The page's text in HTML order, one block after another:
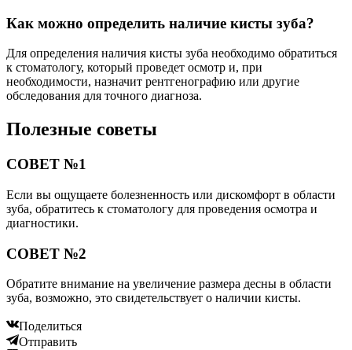
Как можно определить наличие кисты зуба?
Для определения наличия кисты зуба необходимо обратиться
к стоматологу, который проведет осмотр и, при
необходимости, назначит рентгенографию или другие
обследования для точного диагноза.
Полезные советы
СОВЕТ №1
Если вы ощущаете болезненность или дискомфорт в области
зуба, обратитесь к стоматологу для проведения осмотра и
диагностики.
СОВЕТ №2
Обратите внимание на увеличение размера десны в области
зуба, возможно, это свидетельствует о наличии кисты.
Поделиться
Отправить